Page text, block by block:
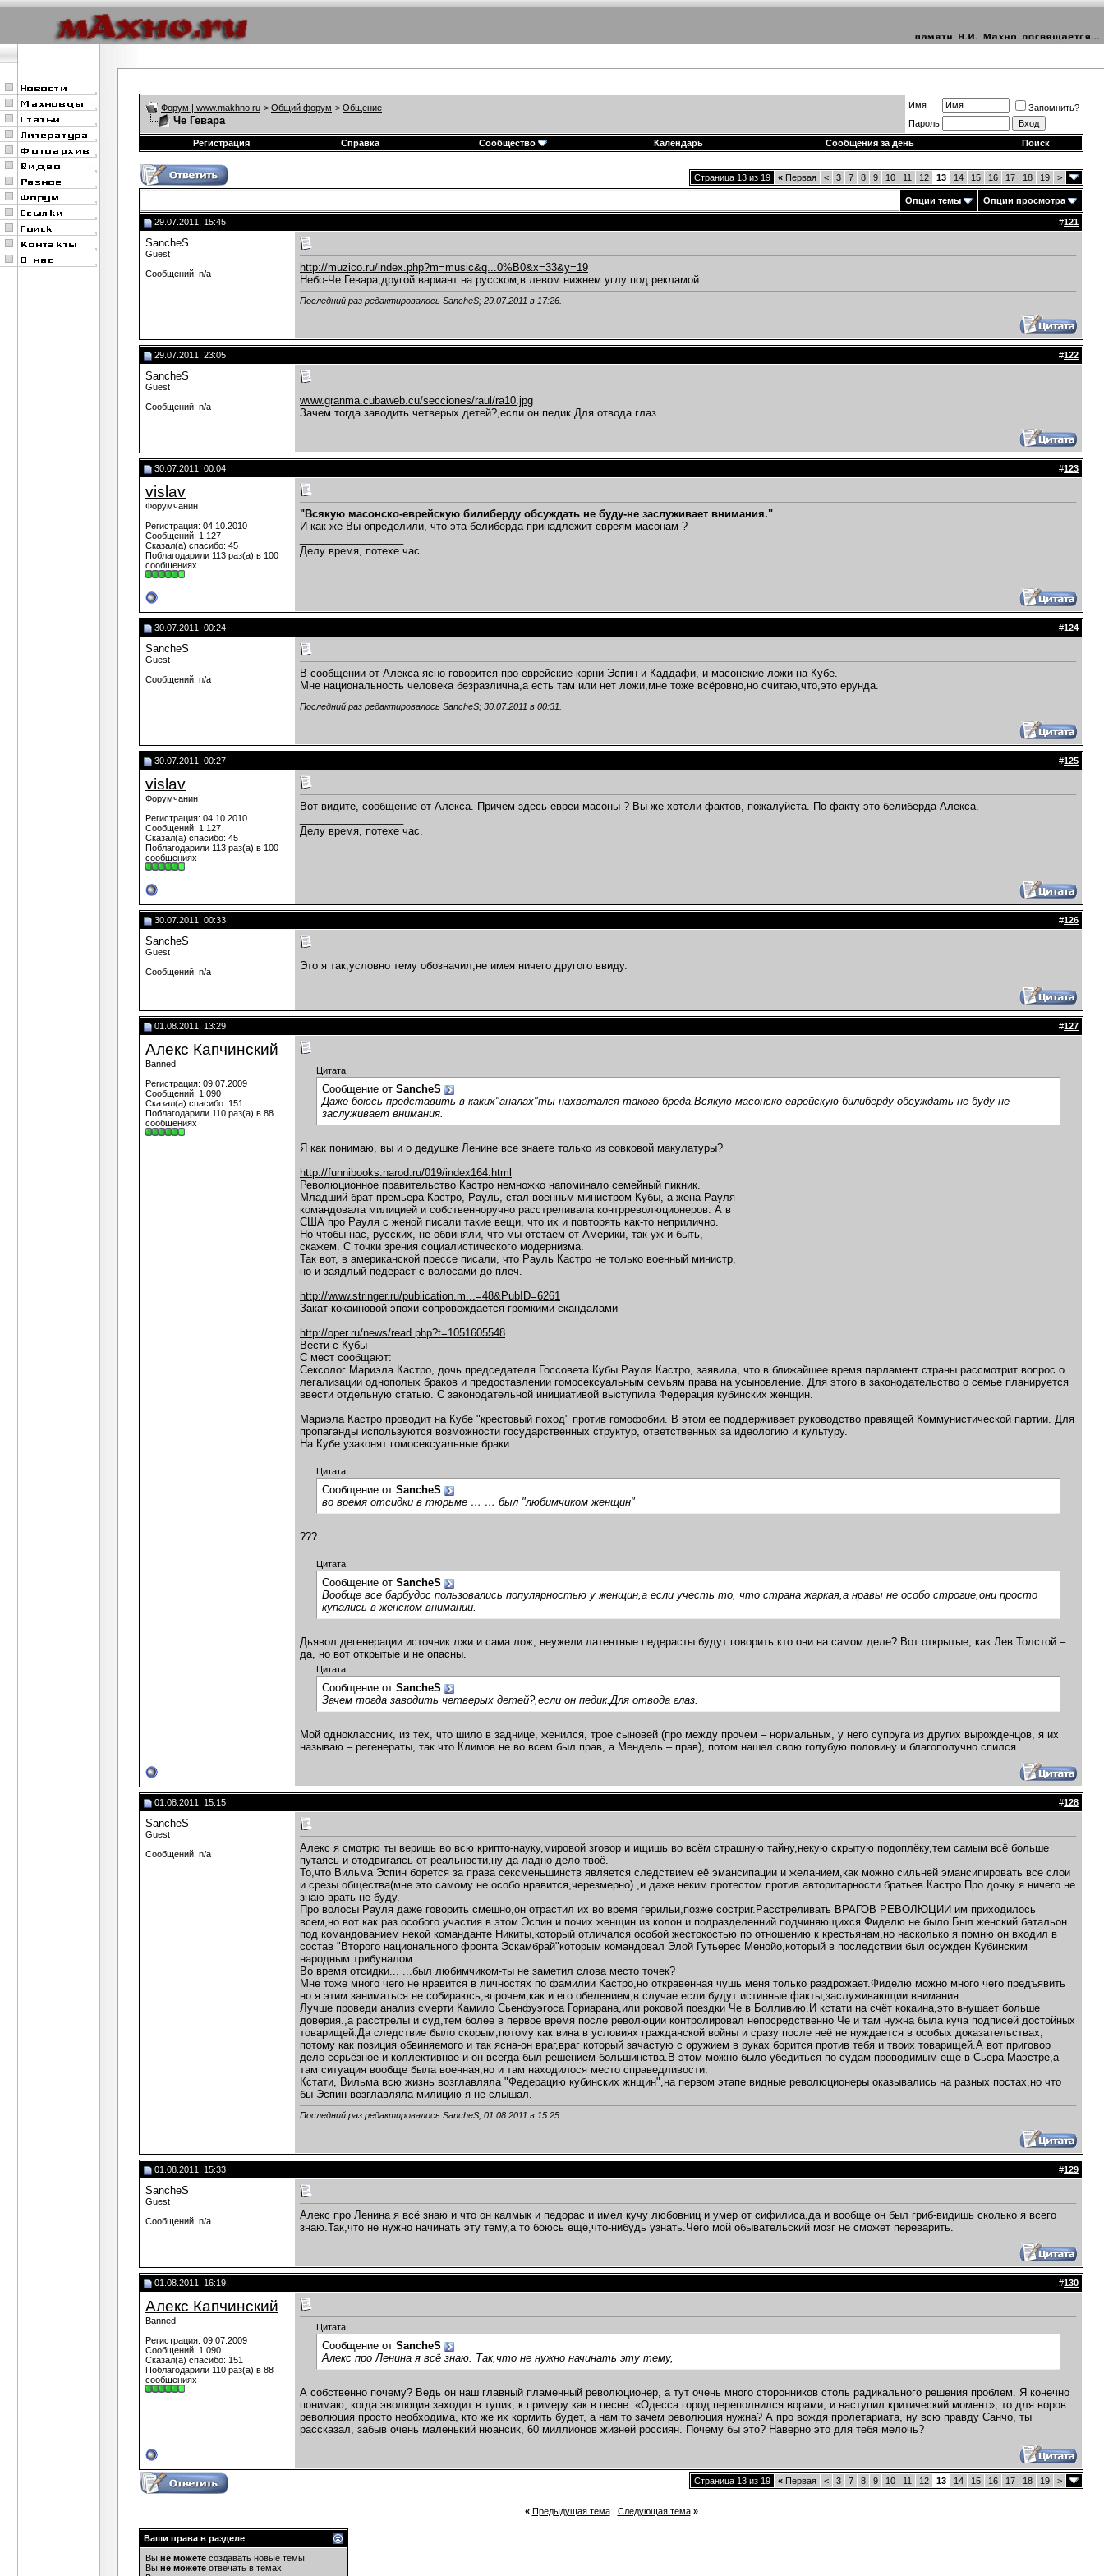
Форум | www.makhno.ru > Общий форум > Общение
Че Гевара
Имя
Запомнить?
Пароль
Регистрация
Справка Сообщество Календарь Сообщения за день Поиск
Страница 13 из 19 « Первая < 3 7 8 9 10 11 12 13 14 15 16 17 18 19 >
Опции темы Опции просмотра
29.07.2011, 15:45 #121
SancheS
Guest
Сообщений: n/a
http://muzico.ru/index.php?m=music&q...0%B0&x=33&y=19
Небо-Че Гевара,другой вариант на русском,в левом нижнем углу под рекламой
Последний раз редактировалось SancheS; 29.07.2011 в 17:26
29.07.2011, 23:05 #122
SancheS
Guest
Сообщений: n/a
www.granma.cubaweb.cu/secciones/raul/ra10.jpg
Зачем тогда заводить четверых детей?,если он педик.Для отвода глаз.
30.07.2011, 00:04 #123
vislav
Форумчанин
Регистрация: 04.10.2010
Сообщений: 1,127
Сказал(а) спасибо: 45
Поблагодарили 113 раз(а) в 100
сообщениях
"Всякую масонско-еврейскую билиберду обсуждать не буду-не заслуживает внимания."
И как же Вы определили, что эта белиберда принадлежит евреям масонам ?
Делу время, потехе час.
30.07.2011, 00:24 #124
SancheS
Guest
Сообщений: n/a
В сообщении от Алекса ясно говорится про еврейские корни Эспин и Каддафи, и масонские ложи на Кубе.
Мне национальность человека безразлична,а есть там или нет ложи,мне тоже всёровно,но считаю,что,это ерунда.
Последний раз редактировалось SancheS; 30.07.2011 в 00:31
30.07.2011, 00:27 #125
vislav
Форумчанин
Регистрация: 04.10.2010
Сообщений: 1,127
Сказал(а) спасибо: 45
Поблагодарили 113 раз(а) в 100
сообщениях
Вот видите, сообщение от Алекса. Причём здесь евреи масоны ? Вы же хотели фактов, пожалуйста. По факту это белиберда Алекса.
Делу время, потехе час.
30.07.2011, 00:33 #126
SancheS
Guest
Сообщений: n/a
Это я так,условно тему обозначил,не имея ничего другого ввиду.
01.08.2011, 13:29 #127
Алекс Капчинский
Banned
Регистрация: 09.07.2009
Сообщений: 1,090
Сказал(а) спасибо: 151
Поблагодарили 110 раз(а) в 88
сообщениях
Цитата:
Сообщение от SancheS
Даже боюсь представить в каких"аналах"ты нахватался такого бреда.Всякую масонско-еврейскую билиберду обсуждать не буду-не
заслуживает внимания.
Я как понимаю, вы и о дедушке Ленине все знаете только из совковой макулатуры?
http://funnibooks.narod.ru/019/index164.html
Революционное правительство Кастро немножко напоминало семейный пикник.
Младший брат премьера Кастро, Рауль, стал военньм министром Кубы, а жена Рауля
командовала милицией и собственноручно расстреливала контрреволюционеров. А в
США про Рауля с женой писали такие вещи, что их и повторять как-то неприлично.
Но чтобы нас, русских, не обвиняли, что мы отстаем от Америки, так уж и быть,
скажем. С точки зрения социалистического модернизма.
Так вот, в американской прессе писали, что Рауль Кастро не только военный министр,
но и заядлый педераст с волосами до плеч.
http://www.stringer.ru/publication.m...=48&PubID=6261
Закат кокаиновой эпохи сопровождается громкими скандалами
http://oper.ru/news/read.php?t=1051605548
Вести с Кубы
С мест сообщают:
Сексолог Мариэла Кастро, дочь председателя Госсовета Кубы Рауля Кастро, заявила, что в ближайшее время парламент страны рассмотрит вопрос о
легализации однополых браков и предоставлении гомосексуальным семьям права на усыновление. Для этого в законодательство о семье планируется
ввести отдельную статью. С законодательной инициативой выступила Федерация кубинских женщин.
Мариэла Кастро проводит на Кубе "крестовый поход" против гомофобии. В этом ее поддерживает руководство правящей Коммунистической партии. Для
пропаганды используются возможности государственных структур, ответственных за идеологию и культуру.
На Кубе узаконят гомосексуальные браки
Цитата:
Сообщение от SancheS
во время отсидки в тюрьме … … был "любимчиком женщин"
???
Цитата:
Сообщение от SancheS
Вообще все барбудос пользовались популярностью у женщин,а если учесть то, что страна жаркая,а нравы не особо строгие,они просто
купались в женском внимании.
Дьявол дегенерации источник лжи и сама лож, неужели латентные педерасты будут говорить кто они на самом деле? Вот открытые, как Лев Толстой –
да, но вот открытые и не опасны.
Цитата:
Сообщение от SancheS
Зачем тогда заводить четверых детей?,если он педик.Для отвода глаз.
Мой одноклассник, из тех, что шило в заднице, женился, трое сыновей (про между прочем – нормальных, у него супруга из других вырожденцов, я их
называю – регенераты, так что Климов не во всем был прав, а Мендель – прав), потом нашел свою голубую половину и благополучно спился.
01.08.2011, 15:15 #128
SancheS
Guest
Сообщений: n/a
Алекс я смотрю ты веришь во всю крипто-науку,мировой зговор и ищишь во всём страшную тайну,некую скрытую подоплёку,тем самым всё больше
путаясь и отодвигаясь от реальности,ну да ладно-дело твоё.
То,что Вильма Эспин борется за права сексменьшинств является следствием её эмансипации и желанием,как можно сильней эмансипировать все слои
и срезы общества(мне это самому не особо нравится,черезмерно) ,и даже неким протестом против авторитарности братьев Кастро.Про дочку я ничего не
знаю-врать не буду.
Про волосы Рауля даже говорить смешно,он отрастил их во время герильи,позже состриг.Расстреливать ВРАГОВ РЕВОЛЮЦИИ им приходилось
всем,но вот как раз особого участия в этом Эспин и почих женщин из колон и подразделенний подчиняющихся Фиделю не было.Был женский батальон
под командованием некой команданте Никиты,который отличался особой жестокостью по отношению к крестьянам,но насколько я помню он входил в
состав "Второго национального фронта Эскамбрай"которым командовал Элой Гутьерес Менойо,который в последствии был осужден Кубинским
народным трибуналом.
Во время отсидки... ...был любимчиком-ты не заметил слова место точек?
Мне тоже много чего не нравится в личностях по фамилии Кастро,но откравенная чушь меня только раздрожает.Фиделю можно много чего предъявить
но я этим заниматься не собираюсь,впрочем,как и его обелением,в случае если будут истинные факты,заслуживающии внимания.
Лучше проведи анализ смерти Камило Сьенфуэгоса Гориарана,или роковой поездки Че в Болливию.И кстати на счёт кокаина,это внушает больше
доверия.,а расстрелы и суд,тем более в первое время после революции контролировал непосредственно Че и там нужна была куча подписей достойных
товарищей.Да следствие было скорым,потому как вина в условиях гражданской войны и сразу после неё не нуждается в особых доказательствах,
потому как позиция обвиняемого и так ясна-он враг,враг который зачастую с оружием в руках борится против тебя и твоих товарищей.А вот приговор
дело серьёзное и коллективное и он всегда был решением большинства.В этом можно было убедиться по судам проводимым ещё в Сьера-Маэстре,а
там ситуация вообще была военная,но и там находилося место справедливости.
Кстати, Вильма всю жизнь возглавляла "Федерацию кубинских жнщин",на первом этапе видные революционеры оказывались на разных постах,но что
бы Эспин возглавляла милицию я не слышал.
Последний раз редактировалось SancheS; 01.08.2011 в 15:25
01.08.2011, 15:33 #129
SancheS
Guest
Сообщений: n/a
Алекс про Ленина я всё знаю и что он калмык и педорас и имел кучу любовниц и умер от сифилиса,да и вообще он был гриб-видишь сколько я всего
знаю.Так,что не нужно начинать эту тему,а то боюсь ещё,что-нибудь узнать.Чего мой обывательский мозг не сможет переварить.
01.08.2011, 16:19 #130
Алекс Капчинский
Banned
Регистрация: 09.07.2009
Сообщений: 1,090
Сказал(а) спасибо: 151
Поблагодарили 110 раз(а) в 88
сообщениях
Цитата:
Сообщение от SancheS
Алекс про Ленина я всё знаю. Так,что не нужно начинать эту тему,
А собственно почему? Ведь он наш главный пламенный революционер, а тут очень много сторонников столь радикального решения проблем. Я конечно
понимаю, когда эволюция заходит в тупик, к примеру как в песне: «Одесса город переполнился ворами, и наступил критический момент», то для воров
революция просто необходима, кто же их кормить будет, а нам то зачем революция нужна? А про вождя пролетариата, ну всю правду Санчо, ты
рассказал, забыв очень маленький нюансик, 60 миллионов жизней россиян. Почему бы это? Наверно это для тебя мелочь?
Страница 13 из 19 « Первая < 3 7 8 9 10 11 12 13 14 15 16 17 18 19 >
« Предыдущая тема| Следующая тема »
Ваши права в разделе
Вы не можете создавать новые темы
Вы не можете отвечать в темах